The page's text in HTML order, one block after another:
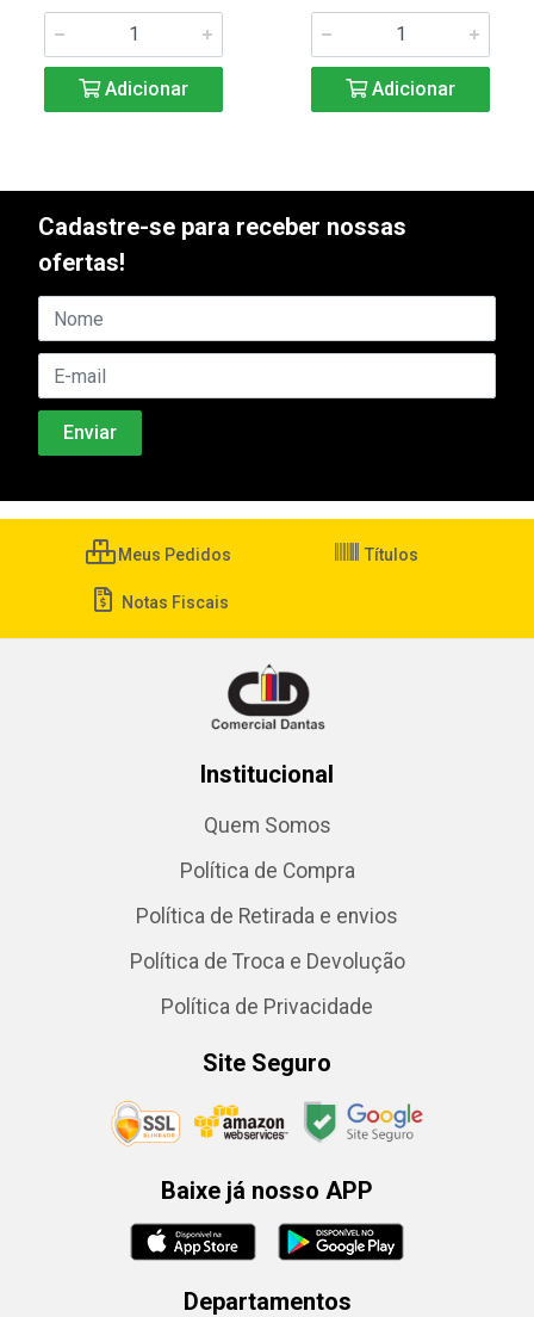
Adicionar Adicionar
Cadastre-se para receber nossas
ofertas!
Meus Pedidos Títulos
Notas Fiscais
Institucional
Quem Somos
Política de Compra
Política de Retirada e envios
Política de Troca e Devolução
Política de Privacidade
Site Seguro
Baixe já nosso APP
Departamentos